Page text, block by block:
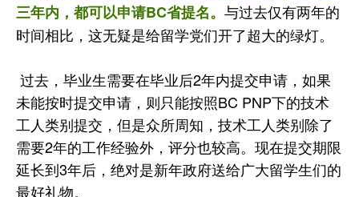
三年内，都可以申请BC省提名。 与过去仅有两年的
时间相比，这无疑是给留学党们开了超大的绿灯。
过去，毕业生需要在毕业后2年内提交申请，如果
未能按时提交申请，则只能按照BC PNP下的技术
工人类别提交，但是众所周知，技术工人类别除了
需要2年的工作经验外，评分也较高。现在提交期限
延长到3年后，绝对是新年政府送给广大留学生们的
最好礼物。